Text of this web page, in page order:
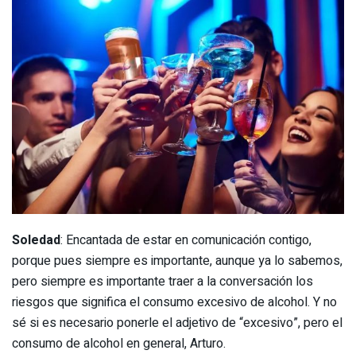
Soledad: Encantada de estar en comunicación contigo,
porque pues siempre es importante, aunque ya lo sabemos,
pero siempre es importante traer a la conversación los
riesgos que significa el consumo excesivo de alcohol. Y no
sé si es necesario ponerle el adjetivo de “excesivo”, pero el
consumo de alcohol en general, Arturo.